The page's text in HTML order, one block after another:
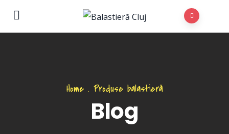
Home. Produse balastieră
Blog